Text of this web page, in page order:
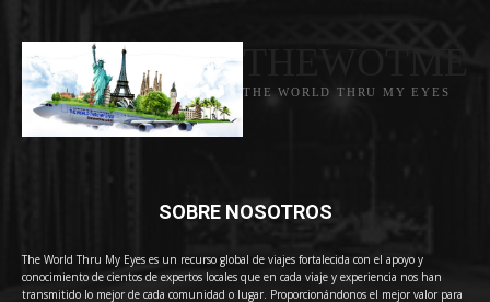
THE WORLD THRU MY EYES
SOBRE NOSOTROS
The World Thru My Eyes es un recurso global de viajes fortalecida con el apoyo y
conocimiento de cientos de expertos locales que en cada viaje y experiencia nos han
transmitido lo mejor de cada comunidad o lugar. Proporcionándonos el mejor valor para